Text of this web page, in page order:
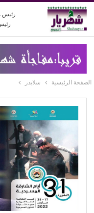
رئيس
الصفحة الرئيسية سلايدر